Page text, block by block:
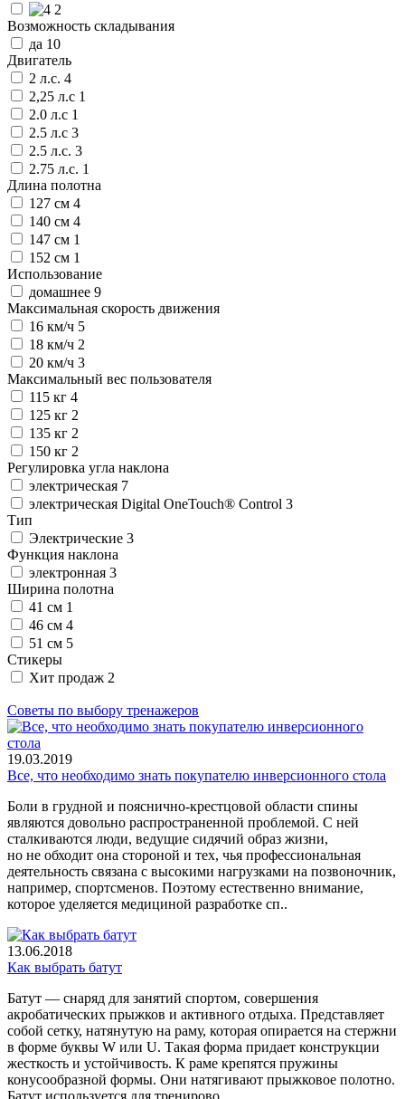
2
Возможность складывания
да 10
Двигатель
2 л.с. 4
2,25 л.с 1
2.0 л.с 1
2.5 л.с 3
2.5 л.с. 3
2.75 л.с. 1
Длина полотна
127 см 4
140 см 4
147 см 1
152 см 1
Использование
домашнее 9
Максимальная скорость движения
16 км/ч 5
18 км/ч 2
20 км/ч 3
Максимальный вес пользователя
115 кг 4
125 кг 2
135 кг 2
150 кг 2
Регулировка угла наклона
электрическая 7
электрическая Digital OneTouch® Control 3
Тип
Электрические 3
Функция наклона
электронная 3
Ширина полотна
41 см 1
46 см 4
51 см 5
Стикеры
Хит продаж 2
Советы по выбору тренажеров
19.03.2019
Все, что необходимо знать покупателю инверсионного стола
Боли в грудной и пояснично-крестцовой области спины
являются довольно распространенной проблемой. С ней
сталкиваются люди, ведущие сидячий образ жизни,
но не обходит она стороной и тех, чья профессиональная
деятельность связана с высокими нагрузками на позвоночник,
например, спортсменов. Поэтому естественно внимание,
которое уделяется медициной разработке сп..
13.06.2018
Как выбрать батут
Батут — снаряд для занятий спортом, совершения
акробатических прыжков и активного отдыха. Представляет
собой сетку, натянутую на раму, которая опирается на стержни
в форме буквы W или U. Такая форма придает конструкции
жесткость и устойчивость. К раме крепятся пружины
конусообразной формы. Они натягивают прыжковое полотно.
Батут используется для тренирово..